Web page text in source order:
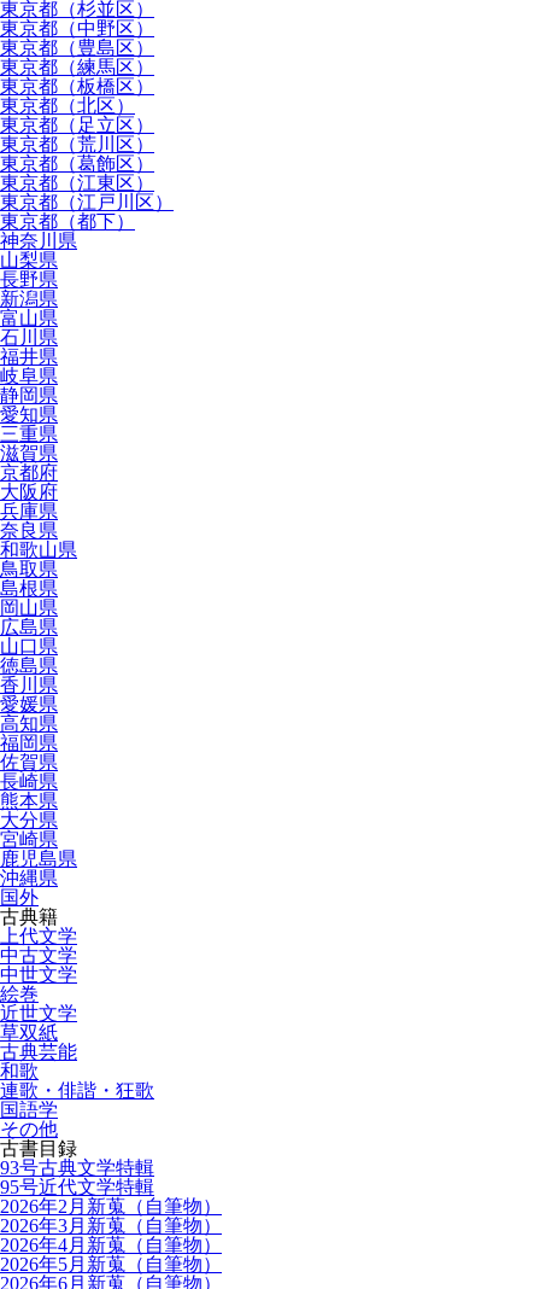
東京都（杉並区）
東京都（中野区）
東京都（豊島区）
東京都（練馬区）
東京都（板橋区）
東京都（北区）
東京都（足立区）
東京都（荒川区）
東京都（葛飾区）
東京都（江東区）
東京都（江戸川区）
東京都（都下）
神奈川県
山梨県
長野県
新潟県
富山県
石川県
福井県
岐阜県
静岡県
愛知県
三重県
滋賀県
京都府
大阪府
兵庫県
奈良県
和歌山県
鳥取県
島根県
岡山県
広島県
山口県
徳島県
香川県
愛媛県
高知県
福岡県
佐賀県
長崎県
熊本県
大分県
宮崎県
鹿児島県
沖縄県
国外
古典籍
上代文学
中古文学
中世文学
絵巻
近世文学
草双紙
古典芸能
和歌
連歌・俳諧・狂歌
国語学
その他
古書目録
93号古典文学特輯
95号近代文学特輯
2026年2月新蒐（自筆物）
2026年3月新蒐（自筆物）
2026年4月新蒐（自筆物）
2026年5月新蒐（自筆物）
2026年6月新蒐（自筆物）